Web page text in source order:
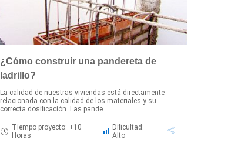
¿Cómo construir una pandereta de
ladrillo?
La calidad de nuestras viviendas está directamente
relacionada con la calidad de los materiales y su
correcta dosificación. Las pande...
Tiempo proyecto: +10
Horas
Dificultad:
Alto